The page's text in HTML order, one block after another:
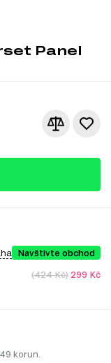
Panel
Navštivte obchod
(424 Kč) 299 Kč
korun.